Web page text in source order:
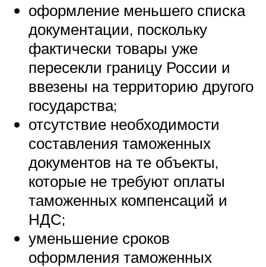
оформление меньшего списка
документации, поскольку
фактически товары уже
пересекли границу России и
ввезены на территорию другого
государства;
отсутствие необходимости
составления таможенных
документов на те объекты,
которые не требуют оплаты
таможенных компенсаций и
НДС;
уменьшение сроков
оформления таможенных